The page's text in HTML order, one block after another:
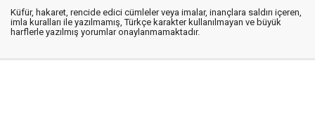
Küfür, hakaret, rencide edici cümleler veya imalar, inançlara saldırı içeren,
imla kuralları ile yazılmamış, Türkçe karakter kullanılmayan ve büyük
harflerle yazılmış yorumlar onaylanmamaktadır.